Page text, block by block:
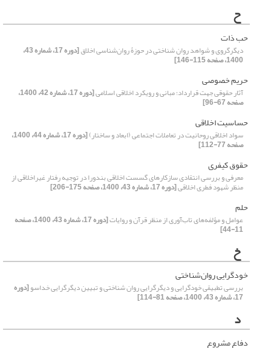
ح
حب ذات
دیگرگروی و شواهد روان شناختی در حوزۀ روان‌شناسی اخلاق [دوره 17، شماره 43،
1400، صفحه 115-146]
حریم خصوصی
آثار حقوقی جهت قرارداد؛ مبانی و رویکرد اخلاقی اسلامی [دوره 17، شماره 42، 1400،
صفحه 67-96]
حساسیت اخلاقی
سواد اخلاقی روحانیت در تعاملات اجتماعی (ابعاد و ساختار) [دوره 17، شماره 44، 1400،
صفحه 77-112]
حقوق کیفری
معرفی و بررسی انتقادی سازکار‌های گسست اخلاقی بندورا در توجیه رفتار غیراخلاقی از
منظر شهود فطری اخلاقی[دوره 17، شماره 43، 1400، صفحه 175-206]
حلم
عوامل و مؤلفه‌های تاب‌آوری از منظر قرآن و روایات [دوره 17، شماره 43، 1400، صفحه
11-44]
خ
خودگرایی روان‌شناختی
بررسی تطبیقی خودگرایی و دیگرگرایی روان شناختی و تبیین دیگرگرایی خداسو[دوره
17، شماره 43، 1400، صفحه 81-114]
د
دفاع مشروع